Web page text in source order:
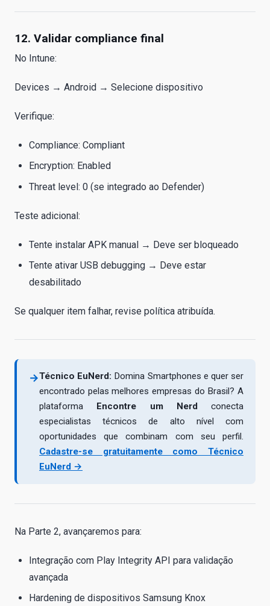
12. Validar compliance final
No Intune:
Devices → Android → Selecione dispositivo
Verifique:
Compliance: Compliant
Encryption: Enabled
Threat level: 0 (se integrado ao Defender)
Teste adicional:
Tente instalar APK manual → Deve ser bloqueado
Tente ativar USB debugging → Deve estar
desabilitado
Se qualquer item falhar, revise política atribuída.
→Técnico EuNerd: Domina Smartphones e quer ser
encontrado pelas melhores empresas do Brasil? A
plataforma Encontre um Nerdconecta
especialistas técnicos de alto nível com
oportunidades que combinam com seu perfil.
Cadastre-se gratuitamente como Técnico
EuNerd →
Na Parte 2, avançaremos para:
Integração com Play Integrity API para validação
avançada
Hardening de dispositivos Samsung Knox